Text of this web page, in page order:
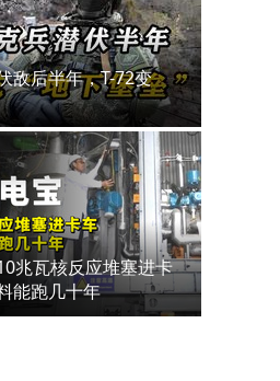
敌后半年，T-72变
兆瓦核反应堆塞进卡
能跑几十年